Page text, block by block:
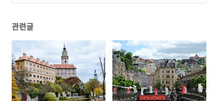
관련글